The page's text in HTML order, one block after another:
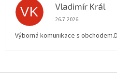
VK Vladimír Král
Hodnocení obchodu
26.7.2026
Výborná komunikace s